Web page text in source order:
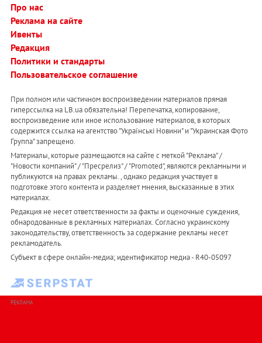
Про нас
Реклама на сайте
Ивенты
Редакция
Политики и стандарты
Пользовательское соглашение
При полном или частичном воспроизведении материалов прямая
гиперссылка на LB.ua обязательна! Перепечатка, копирование,
воспроизведение или иное использование материалов, в которых
содержится ссылка на агентство "Українськi Новини" и "Украинская Фото
Группа" запрещено.
Материалы, которые размещаются на сайте с меткой "Реклама" /
"Новости компаний" / "Пресрелиз" / "Promoted", являются рекламными и
публикуются на правах рекламы. , однако редакция участвует в
подготовке этого контента и разделяет мнения, высказанные в этих
материалах.
Редакция не несет ответственности за факты и оценочные суждения,
обнародованные в рекламных материалах. Согласно украинскому
законодательству, ответственность за содержание рекламы несет
рекламодатель.
Субъект в сфере онлайн-медиа; идентификатор медиа - R40-05097
РЕКЛАМА